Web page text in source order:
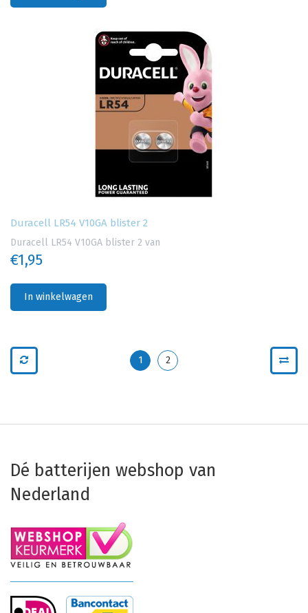
Duracell LR54 V10GA blister 2
Duracell LR54 V10GA blister 2 van
€1,95
In winkelwagen
1 2
Dé batterijen webshop van
Nederland